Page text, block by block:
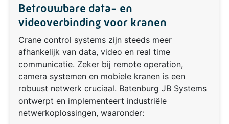
Betrouwbare data- en
videoverbinding voor kranen
Crane control systems zijn steeds meer
afhankelijk van data, video en real time
communicatie. Zeker bij remote operation,
camera systemen en mobiele kranen is een
robuust netwerk cruciaal. Batenburg JB Systems
ontwerpt en implementeert industriële
netwerkoplossingen, waaronder: